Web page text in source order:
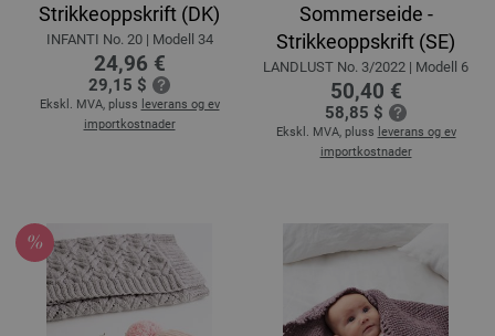
Strikkeoppskrift (DK)
INFANTI No. 20 | Modell 34
24,96 €
29,15 $
Ekskl. MVA, pluss leverans og ev
importkostnader
Sommerseide -
Strikkeoppskrift (SE)
LANDLUST No. 3/2022 | Modell 6
50,40 €
58,85 $
Ekskl. MVA, pluss leverans og ev
importkostnader